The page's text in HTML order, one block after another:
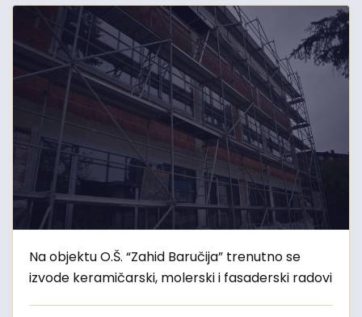
Na objektu O.Š. “Zahid Baručija” trenutno se
izvode keramičarski, molerski i fasaderski radovi